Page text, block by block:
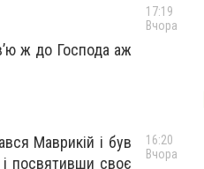
ж до Господа аж
Маврикій і був
посвятивши своє
17:19
Вчора
16:20
Вчора